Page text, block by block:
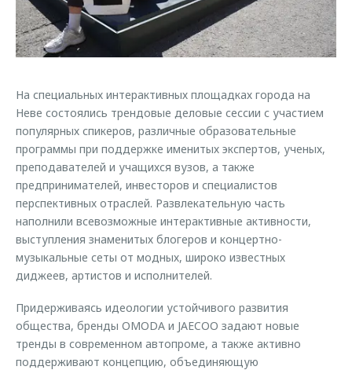
Страхование
Кредитный калькулятор
Одежда и сувениры
Оригинальные аксессуары
Запчасти
Трейд-ин
Калькулятор трейд-ин
Дополнительная техническая поддержка
Руководства по эксплуатации
Клиентская поддержка
O&J Автоклуб
Клуб владельцев OMODA
Приложение O&J
Аксессуары
Одежда и сувениры
Оригинальные аксессуары
Запчасти
Обратная связь
На специальных интерактивных площадках города на
Неве состоялись трендовые деловые сессии с участием
популярных спикеров, различные образовательные
программы при поддержке именитых экспертов, ученых,
преподавателей и учащихся вузов, а также
предпринимателей, инвесторов и специалистов
перспективных отраслей. Развлекательную часть
наполнили всевозможные интерактивные активности,
выступления знаменитых блогеров и концертно-
музыкальные сеты от модных, широко известных
диджеев, артистов и исполнителей.
Придерживаясь идеологии устойчивого развития
общества, бренды OMODA и JAECOO задают новые
тренды в современном автопроме, а также активно
поддерживают концепцию, объединяющую